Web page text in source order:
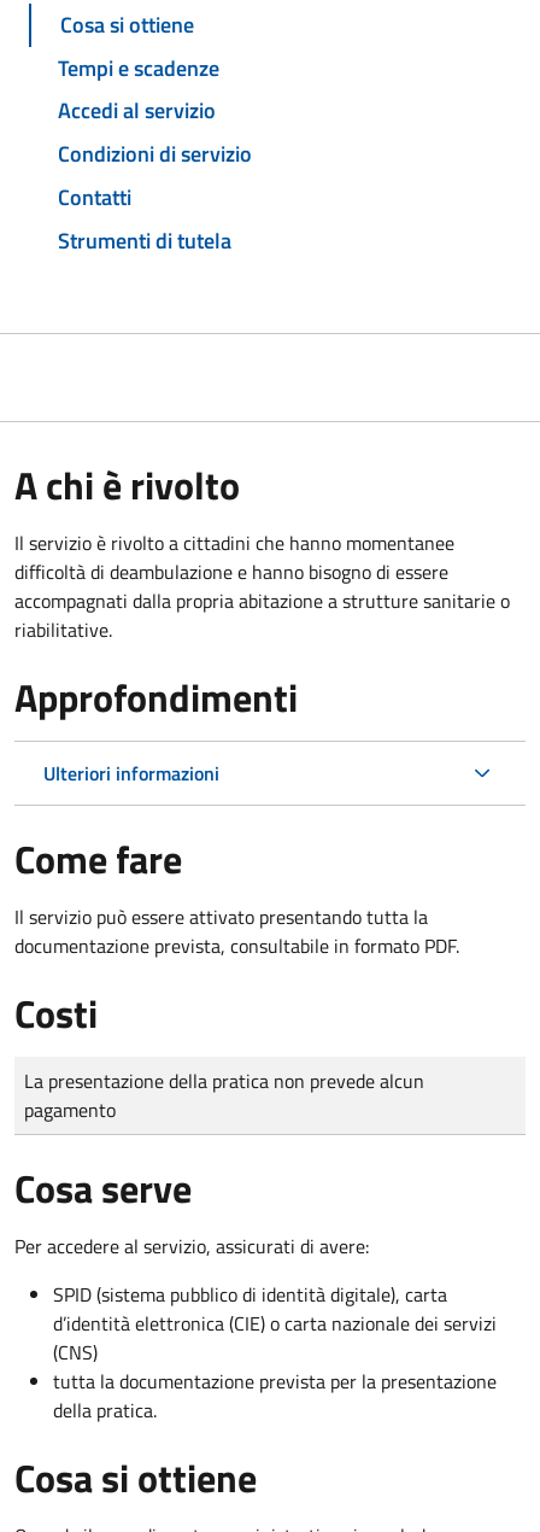
Cosa si ottiene
Tempi e scadenze
Accedi al servizio
Condizioni di servizio
Contatti
Strumenti di tutela
A chi è rivolto
Il servizio è rivolto a cittadini che hanno momentanee
difficoltà di deambulazione e hanno bisogno di essere
accompagnati dalla propria abitazione a strutture sanitarie o
riabilitative.
Approfondimenti
Ulteriori informazioni
Come fare
Il servizio può essere attivato presentando tutta la
documentazione prevista, consultabile in formato PDF.
Costi
Tipo di pagamento
Importo
La presentazione della pratica non prevede alcun
pagamento
Cosa serve
Per accedere al servizio, assicurati di avere:
SPID (sistema pubblico di identità digitale), carta
d’identità elettronica (CIE) o carta nazionale dei servizi
(CNS)
tutta la documentazione prevista per la presentazione
della pratica.
Cosa si ottiene